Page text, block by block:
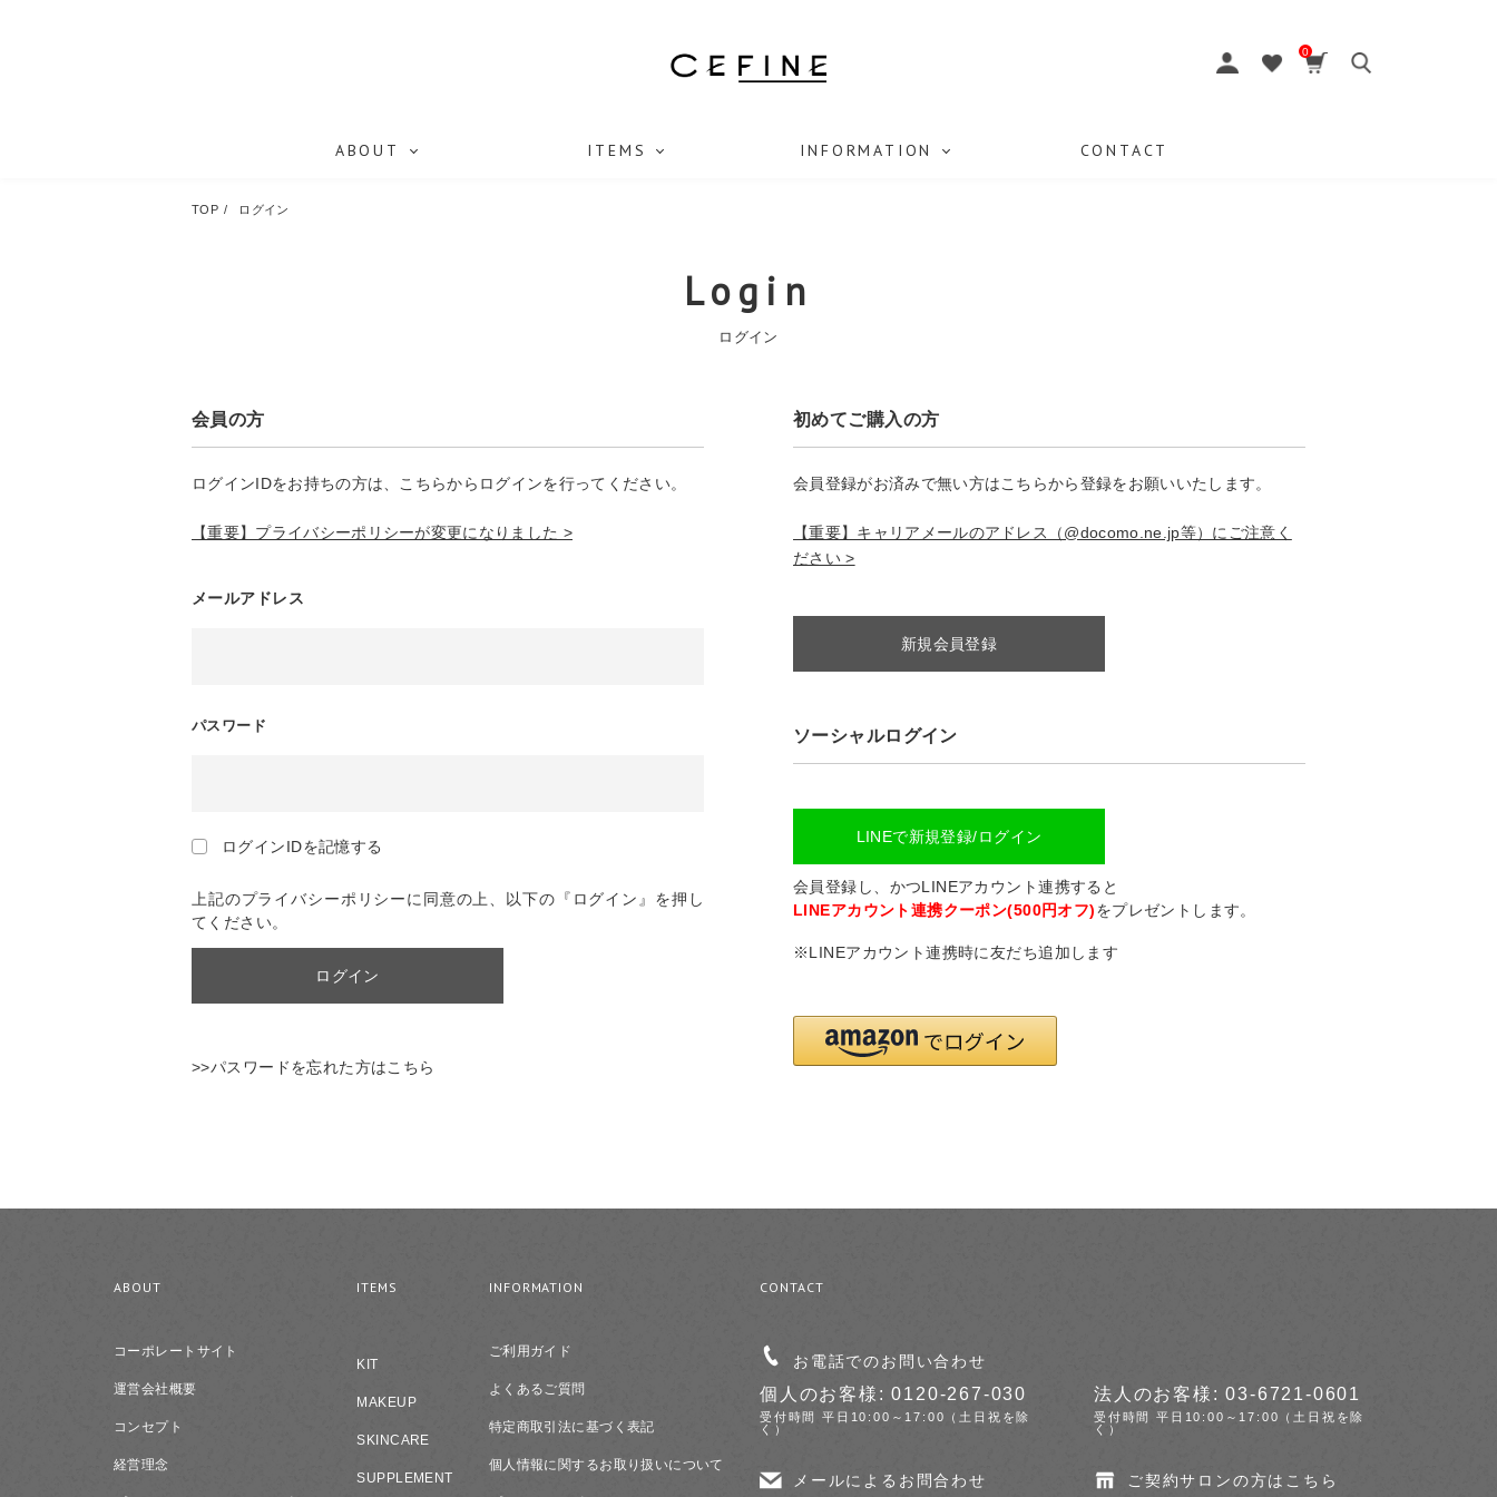
0
ABOUT ITEMS INFORMATION CONTACT
TOP ログイン
Login
ログイン
初めてご購入の方
会員登録がお済みで無い方はこちらから登録をお願いいたします。
【重要】キャリアメールのアドレス（@docomo.ne.jp等）にご注意く
ださい >
新規会員登録
ソーシャルログイン
LINEで新規登録/ログイン
会員登録し、かつLINEアカウント連携すると
LINEアカウント連携クーポン(500円オフ)をプレゼントします。
※LINEアカウント連携時に友だち追加します
会員の方
ログインIDをお持ちの方は、こちらからログインを行ってください。
【重要】プライバシーポリシーが変更になりました >
メールアドレス
パスワード
ログインIDを記憶する
上記のプライバシーポリシーに同意の上、以下の『ログイン』を押し
てください。
ログイン
>>パスワードを忘れた方はこちら
ABOUT
コーポレートサイト
運営会社概要
コンセプト
経営理念
ITEMS
KIT
MAKEUP
SKINCARE
SUPPLEMENT
INFORMATION
ご利用ガイド
よくあるご質問
特定商取引法に基づく表記
個人情報に関するお取り扱いについて
CONTACT
お電話でのお問い合わせ
個人のお客様: 0120-267-030
受付時間 平日10:00～17:00（土日祝を除
く）
法人のお客様: 03-6721-0601
受付時間 平日10:00～17:00（土日祝を除
く）
メールによるお問合わせ ご契約サロンの方はこちら